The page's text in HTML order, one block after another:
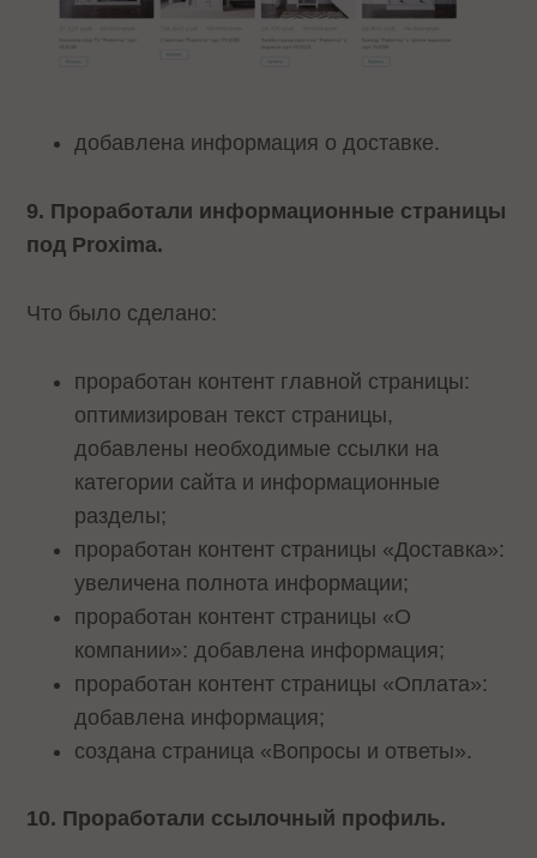
добавлена информация о доставке.
9. Проработали информационные страницы
под Proxima.
Что было сделано:
проработан контент главной страницы:
оптимизирован текст страницы,
добавлены необходимые ссылки на
категории сайта и информационные
разделы;
проработан контент страницы «Доставка»:
увеличена полнота информации;
проработан контент страницы «О
компании»: добавлена информация;
проработан контент страницы «Оплата»:
добавлена информация;
создана страница «Вопросы и ответы».
10. Проработали ссылочный профиль.